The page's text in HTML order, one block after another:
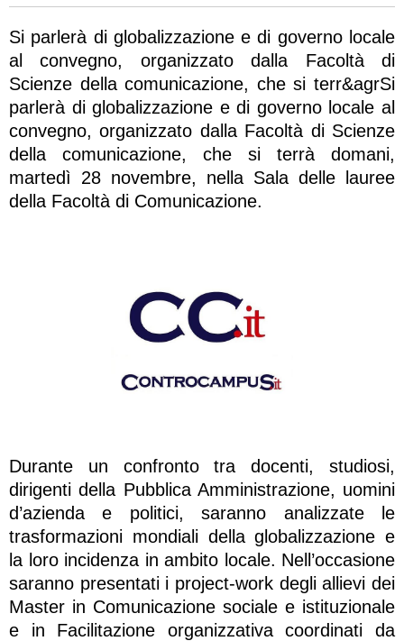
Si parlerà di globalizzazione e di governo locale
al convegno, organizzato dalla Facoltà di
Scienze della comunicazione, che si terr&agrSi
parlerà di globalizzazione e di governo locale al
convegno, organizzato dalla Facoltà di Scienze
della comunicazione, che si terrà domani,
martedì 28 novembre, nella Sala delle lauree
della Facoltà di Comunicazione.
Durante un confronto tra docenti, studiosi,
dirigenti della Pubblica Amministrazione, uomini
d’azienda e politici, saranno analizzate le
trasformazioni mondiali della globalizzazione e
la loro incidenza in ambito locale. Nell’occasione
saranno presentati i project-work degli allievi dei
Master in Comunicazione sociale e istituzionale
e in Facilitazione organizzativa coordinati da